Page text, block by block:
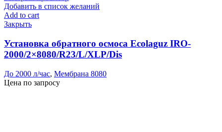
Добавить в список желаний
Add to cart
Закрыть
Установка обратного осмоса Ecolaguz IRO-
2000/2×8080/R23/L/XLP/Dis
До 2000 л/час, Мембрана 8080
Цена по запросу